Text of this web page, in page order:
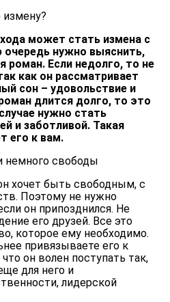
измену?
может стать измена с
очередь нужно выяснить,
роман. Если недолго, то не
как он рассматривает
сон – удовольствие и
длится долго, то это
нужно стать
и заботливой. Такая
его к вам.
немного свободы
хочет быть свободным, с
Поэтому не нужно
он припозднился. Не
его друзей. Все это
которое ему необходимо.
привязываете его к
он волен поступать так,
для него и
лидерской